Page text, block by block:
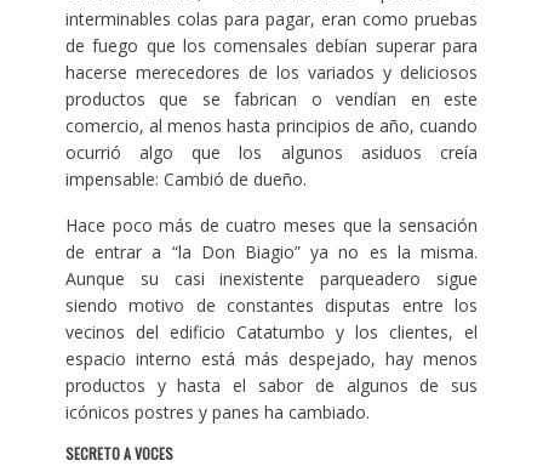
interminables colas para pagar, eran como pruebas
de fuego que los comensales debían superar para
hacerse merecedores de los variados y deliciosos
productos que se fabrican o vendían en este
comercio, al menos hasta principios de año, cuando
ocurrió algo que los algunos asiduos creía
impensable: Cambió de dueño.
Hace poco más de cuatro meses que la sensación
de entrar a “la Don Biagio” ya no es la misma.
Aunque su casi inexistente parqueadero sigue
siendo motivo de constantes disputas entre los
vecinos del edificio Catatumbo y los clientes, el
espacio interno está más despejado, hay menos
productos y hasta el sabor de algunos de sus
icónicos postres y panes ha cambiado.
SECRETO A VOCES